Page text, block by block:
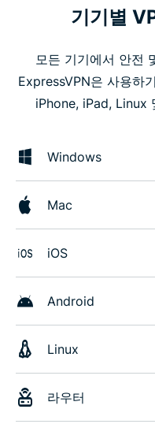
기기별
모든 기기에서 안전
ExpressVPN은 사용하
iPhone, iPad, Linux
Windows
Mac
iOS
Android
Linux
라우터